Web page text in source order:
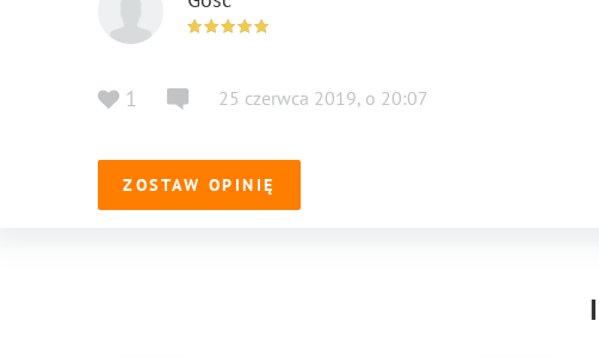
1 25 czerwca 2019, o 20:07
ZOSTAW OPINIĘ